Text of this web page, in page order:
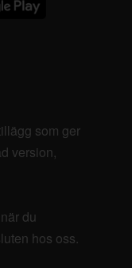
som ger
version,
du
hos oss.